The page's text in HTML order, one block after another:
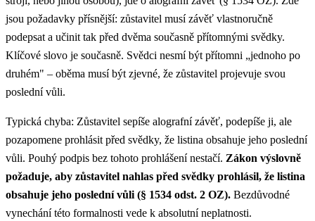
jsou požadavky přísnější: zůstavitel musí závěť vlastnoručně
podepsat a učinit tak před dvěma současně přítomnými svědky.
Klíčové slovo je současně. Svědci nesmí být přítomni „jednoho po
druhém" – oběma musí být zjevné, že zůstavitel projevuje svou
poslední vůli.
Typická chyba: Zůstavitel sepíše alografní závěť, podepíše ji, ale
pozapomene prohlásit před svědky, že listina obsahuje jeho poslední
vůli. Pouhý podpis bez tohoto prohlášení nestačí. Zákon výslovně
požaduje, aby zůstavitel nahlas před svědky prohlásil, že listina
obsahuje jeho poslední vůli (§ 1534 odst. 2 OZ). Bezdůvodné
vynechání této formalnosti vede k absolutní neplatnosti.